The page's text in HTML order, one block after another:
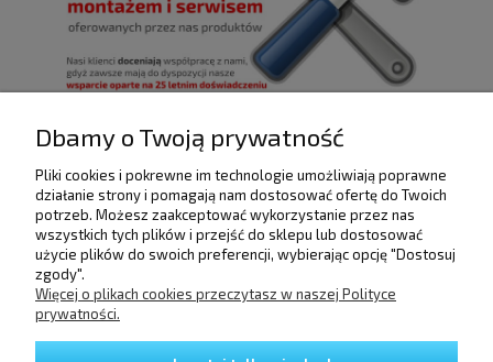
POMOC
DOSTAWA I PŁATNOŚCI
Dbamy o Twoją prywatność
Pliki cookies i pokrewne im technologie umożliwiają poprawne
działanie strony i pomagają nam dostosować ofertę do Twoich
potrzeb. Możesz zaakceptować wykorzystanie przez nas
wszystkich tych plików i przejść do sklepu lub dostosować
użycie plików do swoich preferencji, wybierając opcję "Dostosuj
zgody".
Więcej o plikach cookies przeczytasz w naszej Polityce
prywatności.